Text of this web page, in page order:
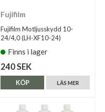
Fujifilm
Fujifilm Motljusskydd 10-
24/4,0 (LH-XF10-24)
Finns i lager
240 SEK
LÄS MER
KÖP